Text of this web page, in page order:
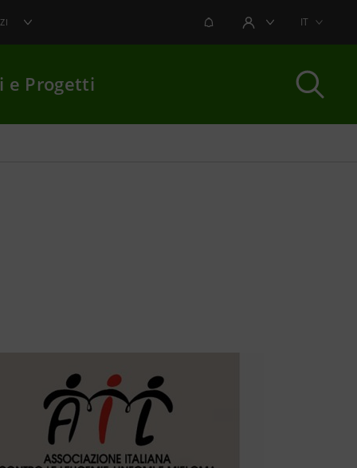
NOTIFICHEAREA UTENTEIT
e Progetti